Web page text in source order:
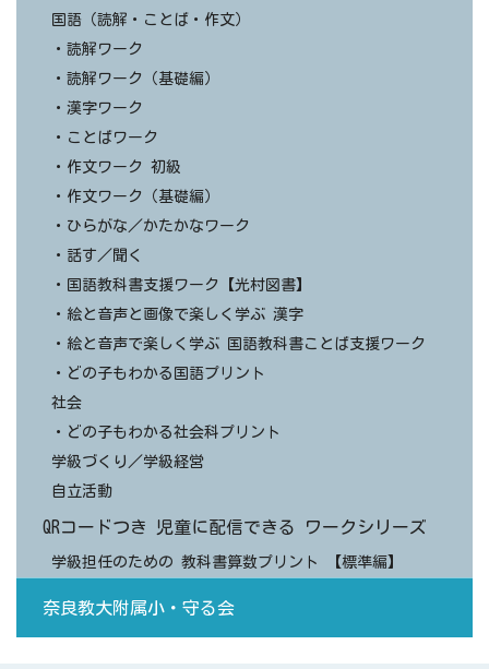
国語（読解・ことば・作文）
・読解ワーク
・読解ワーク（基礎編）
・漢字ワーク
・ことばワーク
・作文ワーク 初級
・作文ワーク（基礎編）
・ひらがな／かたかなワーク
・話す／聞く
・国語教科書支援ワーク【光村図書】
・絵と音声と画像で楽しく学ぶ 漢字
・絵と音声で楽しく学ぶ 国語教科書ことば支援ワーク
・どの子もわかる国語プリント
社会
・どの子もわかる社会科プリント
学級づくり／学級経営
自立活動
QRコードつき 児童に配信できる ワークシリーズ
学級担任のための 教科書算数プリント 【標準編】
奈良教大附属小・守る会